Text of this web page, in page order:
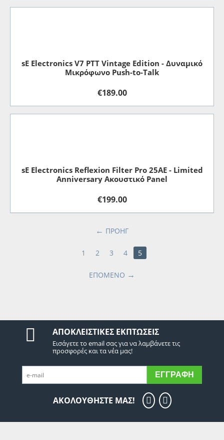
sE Electronics V7 PTT Vintage Edition - Δυναμικό
Μικρόφωνο Push-to-Talk
€189.00
sE Electronics Reflexion Filter Pro 25AE - Limited
Anniversary Ακουστικό Panel
€199.00
ΠΡΟΗΓ
1 2 3 4 5
ΕΠΌΜΕΝΟ
ΑΠΟΚΛΕΙΣΤΙΚΈΣ ΕΚΠΤΏΣΕΙΣ
Εισάγετε το email σας για να λαμβάνετε τις
προσφορές και τα νέα μας!
ΕΓΓΡΑΦΉ
ΑΚΟΛΟΥΘΗΣΤΕ ΜΑΣ!